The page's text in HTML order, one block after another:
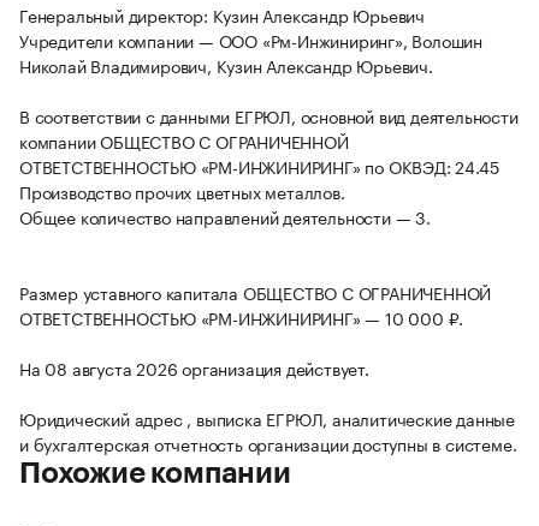
Генеральный директор: Кузин Александр Юрьевич
Учредители компании — ООО «Рм-Инжиниринг», Волошин
Николай Владимирович, Кузин Александр Юрьевич.
В соответствии с данными ЕГРЮЛ, основной вид деятельности
компании ОБЩЕСТВО С ОГРАНИЧЕННОЙ
ОТВЕТСТВЕННОСТЬЮ «РМ-ИНЖИНИРИНГ» по ОКВЭД: 24.45
Производство прочих цветных металлов.
Общее количество направлений деятельности — 3.
Размер уставного капитала ОБЩЕСТВО С ОГРАНИЧЕННОЙ
ОТВЕТСТВЕННОСТЬЮ «РМ-ИНЖИНИРИНГ» — 10 000 ₽.
На 08 августа 2026 организация действует.
Юридический адрес , выписка ЕГРЮЛ, аналитические данные
и бухгалтерская отчетность организации доступны в системе.
Похожие компании